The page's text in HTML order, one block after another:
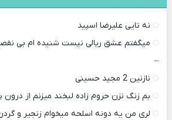
نه تایی علیرضا اسپید
میگفتم عشق ریالی نیست شنیده ام بی
–
نازنین 2 مجید حسینی
بم زنگ نزن حروم زاده لبخند میزنم از درون
لری من یه دونه اسلحه میخوام زﻧﺠﻴﺮ و